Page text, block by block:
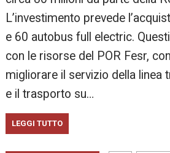
L’investimento prevede
e 60 autobus full electric.
con le risorse del POR Fesr,
migliorare il servizio della linea
e il trasporto su…
LEGGI TUTTO